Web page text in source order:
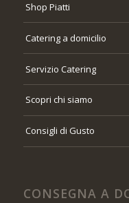
Shop Piatti
Catering a domicilio
Servizio Catering
Scopri chi siamo
Consigli di Gusto
CONSEGNA A